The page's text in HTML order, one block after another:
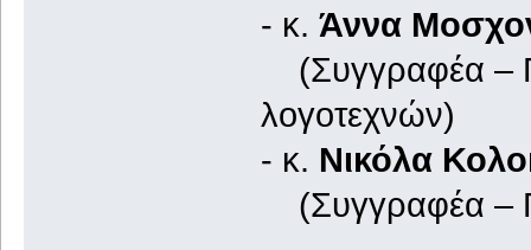
- κ. Άννα
(Συγγραφέα –
λογοτεχνών)
- κ. Νικόλα
(Συγγραφέα –